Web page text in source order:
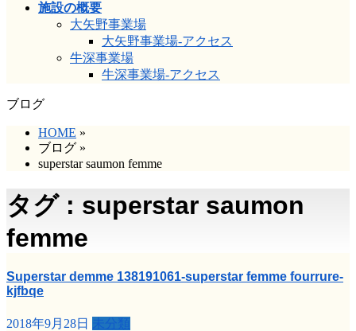
施設の概要
大矢野事業場
大矢野事業場-アクセス
牛深事業場
牛深事業場-アクセス
ブログ
HOME »
ブログ »
superstar saumon femme
タグ : superstar saumon
femme
Superstar demme 138191061-superstar femme fourrure-
kjfbqe
2018年9月28日 未分類